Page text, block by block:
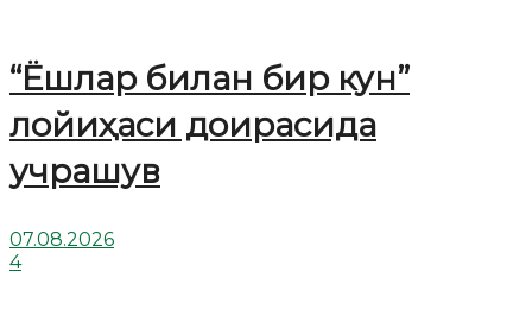
“Ёшлар билан бир кун”
лойиҳаси доирасида
учрашув
07.08.2026
4